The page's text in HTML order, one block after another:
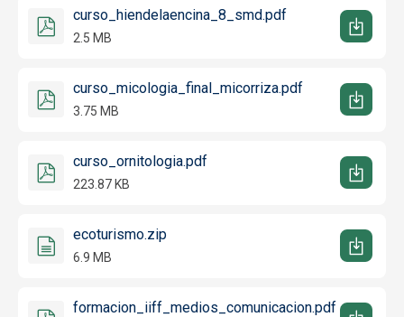
curso_hiendelaencina_8_smd.pdf
2.5 MB
curso_micologia_final_micorriza.pdf
3.75 MB
curso_ornitologia.pdf
223.87 KB
ecoturismo.zip
6.9 MB
formacion_iiff_medios_comunicacion.pdf